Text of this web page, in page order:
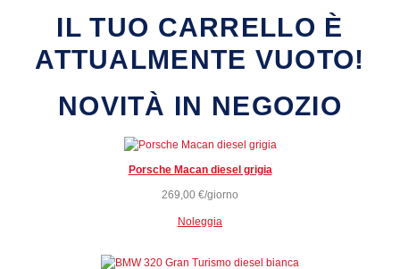
IL TUO CARRELLO È
ATTUALMENTE VUOTO!
NOVITÀ IN NEGOZIO
Porsche Macan diesel grigia
269,00 €/giorno
Noleggia